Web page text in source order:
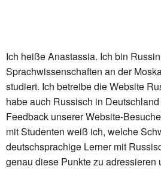
Ich heiße Anastassia. Ich bin
Sprachwissenschaften an der
studiert. Ich betreibe die Website
habe auch Russisch in
Feedback unserer Website-
mit Studenten weiß ich, welche
deutschsprachige Lerner mit
genau diese Punkte zu adressieren